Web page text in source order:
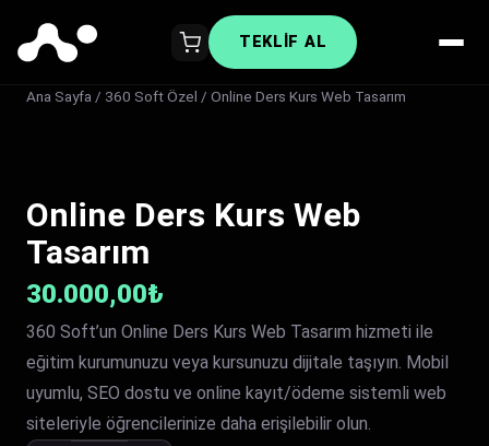
TEKLIF AL
Ana Sayfa / 360 Soft Özel / Online Ders Kurs Web Tasarım
Online Ders Kurs Web
Tasarım
30.000,00₺
360 Soft’un Online Ders Kurs Web Tasarım hizmeti ile
eğitim kurumunuzu veya kursunuzu dijitale taşıyın. Mobil
uyumlu, SEO dostu ve online kayıt/ödeme sistemli web
siteleriyle öğrencilerinize daha erişilebilir olun.